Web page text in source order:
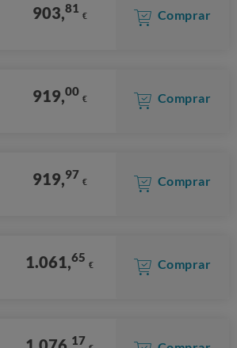
903,81 € Comprar
919,00 € Comprar
919,97 € Comprar
1.061,65 € Comprar
17